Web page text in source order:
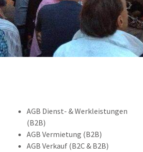
AGB Dienst- & Werkleistungen
(B2B)
AGB Vermietung (B2B)
AGB Verkauf (B2C & B2B)